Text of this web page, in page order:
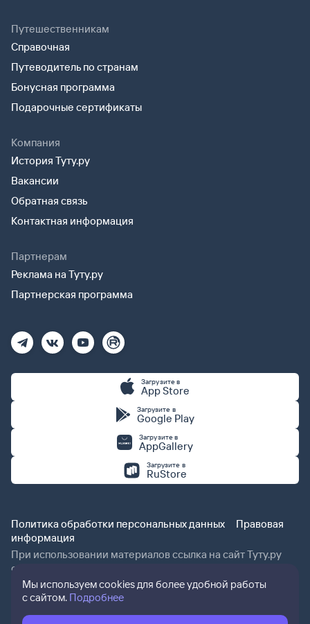
Путешественникам
Справочная
Путеводитель по странам
Бонусная программа
Подарочные сертификаты
Компания
История Туту.ру
Вакансии
Обратная связь
Контактная информация
Партнерам
Реклама на Туту.ру
Партнерская программа
Загрузите в
App Store
Загрузите в
Google Play
Загрузите в
AppGallery
Загрузите в
RuStore
Политика обработки персональных данных
Правовая
информация
При использовании материалов ссылка на сайт Туту.ру
обязательна.
Мы используем cookies для более удобной работы
с сайтом. Подробнее